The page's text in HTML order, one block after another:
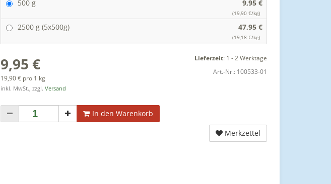
500 g
9,95 €
(19,90 €/kg)
2500 g (5x500g) 47,95 €
(19,18 €/kg)
9,95 €
19,90 € pro 1 kg
inkl. MwSt., zzgl. Versand
Lieferzeit: 1 - 2 Werktage
Art.-Nr.: 100533-01
In den Warenkorb
Merkzettel